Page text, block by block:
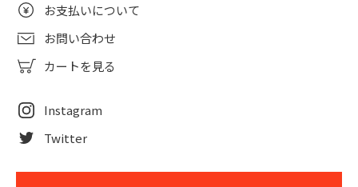
お支払いについて
お問い合わせ
カートを見る
Instagram
Twitter